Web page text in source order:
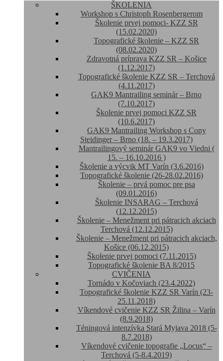
ŠKOLENIA
Workshop s Christoph Rosenbergerom
Školenie prvej pomoci- KZZ SR
(15.02.2020)
Topografické školenie – KZZ SR
(08.02.2020)
Zdravotná príprava KZZ SR – Košice
(1.12.2017)
Topografické školenie KZZ SR – Terchová
(4.11.2017)
GAK9 Mantrailing seminár – Brno
(7.10.2017)
Školenie prvej pomoci KZZ SR
(10.6.2017)
GAK9 Mantrailing Workshop s Cony
Steidinger – Brno (18. – 19.3.2017)
Mantrailingový seminár GAK9 vo Viedni (
15. – 16.10.2016 )
Školenie a výcvik MT Varín (3.6.2016)
Topografické školenie (26-28.02.2016)
Školenie – prvá pomoc pre psa
(09.01.2016)
Školenie INSARAG – Terchová
(12.12.2015)
Školenie – Menežment pri pátracich akciach
Terchová (12.12.2015)
Školenie – Menežment pri pátracich akciach,
Košice (06.12.2015)
Školenie prvej pomoci (7.11.2015)
Topografické školenie BA 8/2015
CVIČENIA
Tornádo v Kočoviach (23.4.2022)
Topografické školenie KZZ SR Varín (23-
25.11.2018)
Víkendové cvičenie KZZ SR Žilina – Varín
(8.9.2018)
Téningová intenzívka Stará Myjava 2018 (5-
8.7.2018)
Víkendové cvičenie topografie „Locus“ –
Terchová (5-8.4.2019)